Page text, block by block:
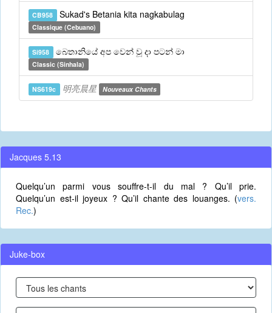
CB958 Sukad's Betania kita nagkabulag
Classique (Cebuano)
Si958 බෙතානියේ අප වෙන් වූ දා පටන් මා
Classic (Sinhala)
NS619c 明亮晨星 Nouveaux Chants
Jacques 5.13
Quelqu’un parmi vous souffre-t-il du mal ? Qu’il prie.
Quelqu’un est-il joyeux ? Qu’il chante des louanges. (vers.
Rec.)
Juke-box